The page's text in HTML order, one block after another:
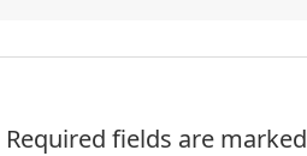
Required fields are marked